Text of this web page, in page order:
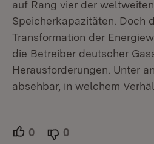
auf Rang vier der weltweiten
Speicherkapazitäten. Doch
Transformation der
die Betreiber deutscher
Herausforderungen. Unter
absehbar, in welchem
0 Unterstützer.
0